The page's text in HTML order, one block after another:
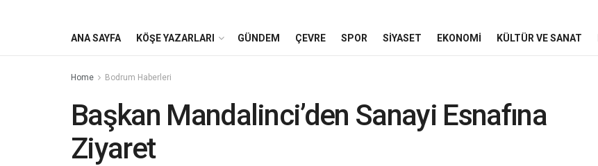
ANA SAYFA KÖŞE YAZARLARI GÜNDEM ÇEVRE SPOR SIYASET EKONOMI KÜLTÜR VE SANAT
Home Bodrum Haberleri
Başkan Mandalinci’den Sanayi Esnafına
Ziyaret